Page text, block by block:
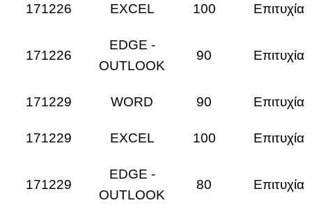
171226 EXCEL 100 Επιτυχία
171226
EDGE -
OUTLOOK
90 Επιτυχία
171229 WORD 90 Επιτυχία
171229 EXCEL 100 Επιτυχία
171229
EDGE -
OUTLOOK
80 Επιτυχία